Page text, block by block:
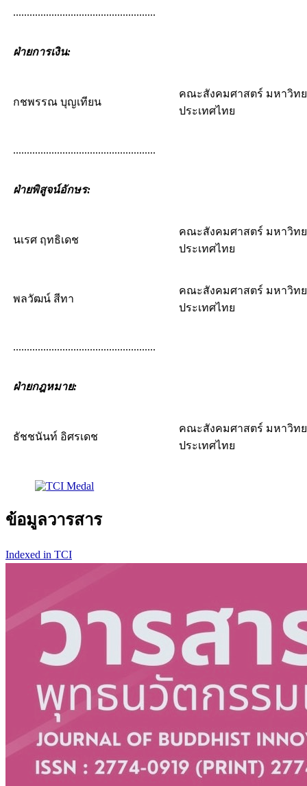
....................................................
ฝ่ายการเงิน:
กชพรรณ บุญเทียน
คณะสังคมศาสตร์ มหาวิท
ประเทศไทย
....................................................
ฝ่ายพิสูจน์อักษร:
นเรศ ฤทธิเดช
คณะสังคมศาสตร์ มหาวิท
ประเทศไทย
พลวัฒน์ สีทา
คณะสังคมศาสตร์ มหาวิท
ประเทศไทย
....................................................
ฝ่ายกฎหมาย:
ธัชชนันท์ อิศรเดช
คณะสังคมศาสตร์ มหาวิท
ประเทศไทย
ข้อมูลวารสาร
Indexed in TCI